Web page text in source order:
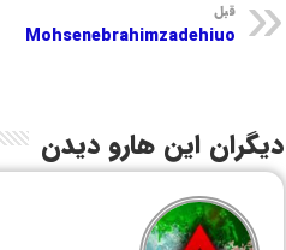
قبل
Mohsenebrahimzadehiuo
دیگران این هارو دیدن